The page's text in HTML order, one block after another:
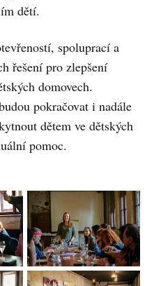
dětí.
spoluprací a
řešení pro zlepšení
domovech.
pokračovat i nadále
dětem ve dětských
pomoc.